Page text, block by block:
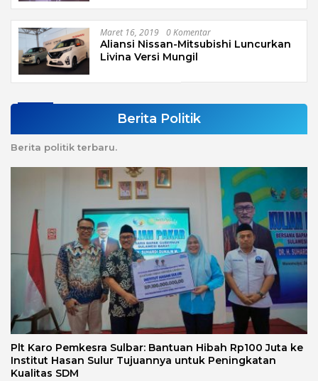
Maret 16, 2019 0 Komentar
Aliansi Nissan-Mitsubishi Luncurkan
Livina Versi Mungil
Berita Politik
Berita politik terbaru.
Plt Karo Pemkesra Sulbar: Bantuan Hibah Rp100 Juta ke
Institut Hasan Sulur Tujuannya untuk Peningkatan
Kualitas SDM